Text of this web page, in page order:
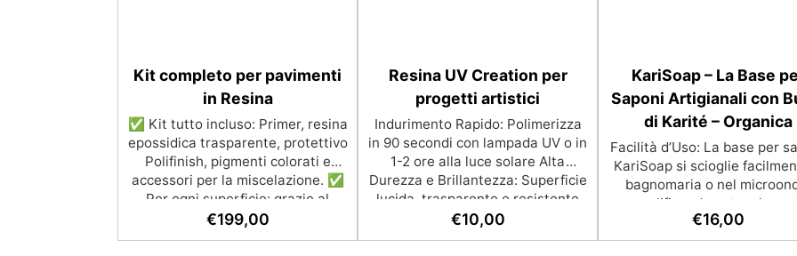
Kit completo per pavimenti
in Resina
✅ Kit tutto incluso: Primer, resina
epossidica trasparente, protettivo
Polifinish, pigmenti colorati e
accessori per la miscelazione. ✅
Per ogni superficie: grazie al
primer universale è applicabile sia
su calcestruzzo, piastrelle e
€199,00
Resina UV Creation per
progetti artistici
Indurimento Rapido: Polimerizza
in 90 secondi con lampada UV o in
1-2 ore alla luce solare Alta
Durezza e Brillantezza: Superficie
lucida, trasparente e resistente
Facilità di Utilizzo: Nessun
catalizzatore richiesto, applicala e
€10,00
KariSoap – La Base
Saponi Artigianali con
di Karité – Organica
Facilità d’Uso: La base per
KariSoap si scioglie
bagnomaria o nel
semplificando
processo di creazione dei
Super Sicuro: Realizzata
€16,00